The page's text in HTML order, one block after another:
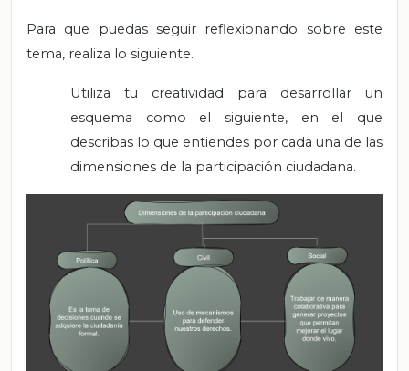
Para que puedas seguir reflexionando sobre este
tema, realiza lo siguiente.
Utiliza tu creatividad para desarrollar un
esquema como el siguiente, en el que
describas lo que entiendes por cada una de las
dimensiones de la participación ciudadana.